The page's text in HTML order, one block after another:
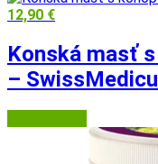
12,90 €
Konská masť
–